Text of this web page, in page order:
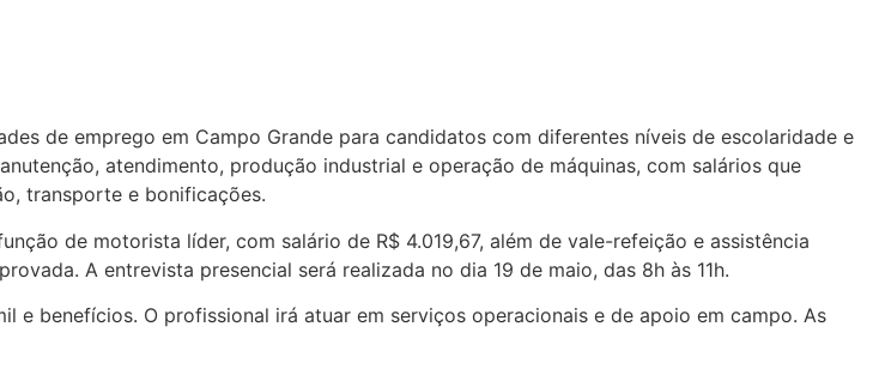
de emprego em Campo Grande para candidatos com diferentes níveis de escolaridade e
atendimento, produção industrial e operação de máquinas, com salários que
transporte e bonificações.
de motorista líder, com salário de R$ 4.019,67, além de vale-refeição e assistência
A entrevista presencial será realizada no dia 19 de maio, das 8h às 11h.
benefícios. O profissional irá atuar em serviços operacionais e de apoio em campo. As